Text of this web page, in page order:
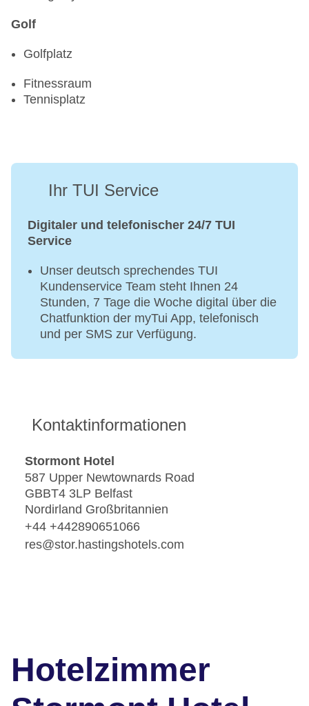
Golf
Golfplatz
Fitnessraum
Tennisplatz
Ihr TUI Service
Digitaler und telefonischer 24/7 TUI
Service
Unser deutsch sprechendes TUI
Kundenservice Team steht Ihnen 24
Stunden, 7 Tage die Woche digital über die
Chatfunktion der myTui App, telefonisch
und per SMS zur Verfügung.
Kontaktinformationen
Stormont Hotel
587 Upper Newtownards Road
GBBT4 3LP Belfast
Nordirland Großbritannien
+44 +442890651066
res@stor.hastingshotels.com
Hotelzimmer